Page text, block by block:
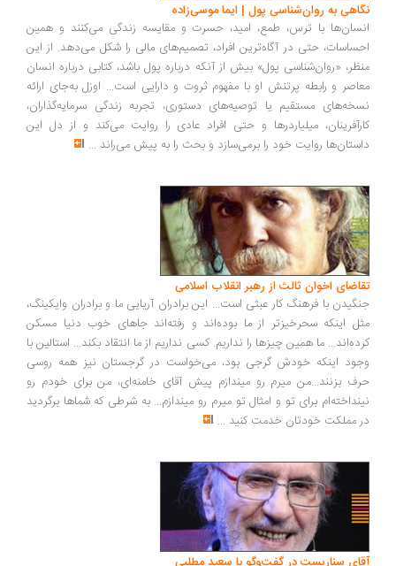
به روان‌شناسی پول | ایما موسی‌زاده
با ترس، طمع، امید، حسرت و مقایسه زندگی می‌کنند و همین
حتی در آگاه‌ترین افراد، تصمیم‌های مالی را شکل می‌دهد. از این
«روان‌شناسی پول» بیش از آنکه درباره پول باشد، کتابی درباره انسان
و رابطه پرتنش او با مفهوم ثروت و دارایی است... اوزل به‌جای ارائه
مستقیم یا توصیه‌های دستوری، تجربه زندگی سرمایه‌گذاران،
میلیاردرها و حتی افراد عادی را روایت می‌کند و از دل این
روایت خود را برمی‌سازد و بحث را به پیش می‌راند...
اخوان ثالث از رهبر انقلاب اسلامی
با فرهنگ کار عبثی است... این برادران آریایی ما و برادران وایکینگ،
اینکه سحرخیزتر از ما بوده‌اند و رفته‌اند جاهای خوب دنیا مسکن
ما همین چیزها را نداریم. کسی نداریم از ما انتقاد بکند... استالین با
اینکه خودش گرجی بود، می‌خواست در گرجستان نیز همه روسی
بزنند...من میرم رو میندازم پیش آقای خامنه‌ای، من برای خودم رو
برای تو و امثال تو میرم رو میندازم... به شرطی که شماها برگردید
مملکت خودتان خدمت کنید...